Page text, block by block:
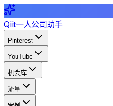
Qiit一人公司助手
Pinterest
YouTube
机会库
流量